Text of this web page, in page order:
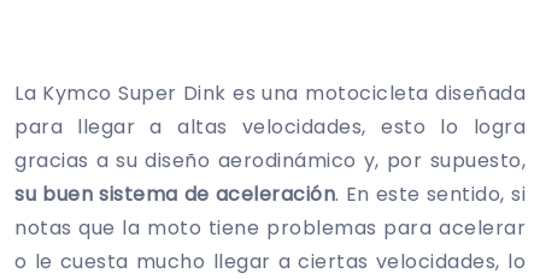
La Kymco Super Dink es una motocicleta diseñada
para llegar a altas velocidades, esto lo logra
gracias a su diseño aerodinámico y, por supuesto,
su buen sistema de aceleración. En este sentido, si
notas que la moto tiene problemas para acelerar
o le cuesta mucho llegar a ciertas velocidades, lo